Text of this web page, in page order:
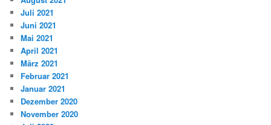
Juli 2021
Juni 2021
Mai 2021
April 2021
März 2021
Februar 2021
Januar 2021
Dezember 2020
November 2020